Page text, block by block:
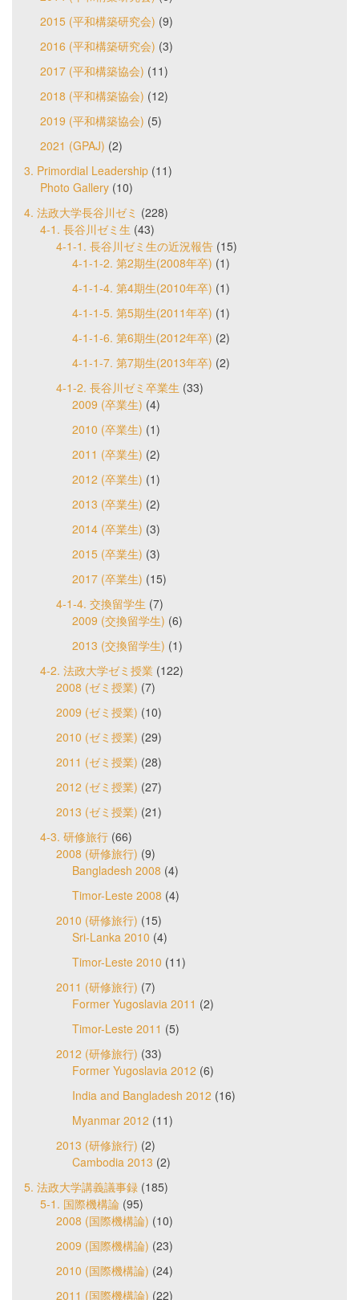
2015 (平和構築研究会) (9)
2016 (平和構築研究会) (3)
2017 (平和構築協会) (11)
2018 (平和構築協会) (12)
2019 (平和構築協会) (5)
2021 (GPAJ) (2)
3. Primordial Leadership (11)
Photo Gallery (10)
4. 法政大学長谷川ゼミ (228)
4-1. 長谷川ゼミ生 (43)
4-1-1. 長谷川ゼミ生の近況報告 (15)
4-1-1-2. 第2期生(2008年卒) (1)
4-1-1-4. 第4期生(2010年卒) (1)
4-1-1-5. 第5期生(2011年卒) (1)
4-1-1-6. 第6期生(2012年卒) (2)
4-1-1-7. 第7期生(2013年卒) (2)
4-1-2. 長谷川ゼミ卒業生 (33)
2009 (卒業生) (4)
2010 (卒業生) (1)
2011 (卒業生) (2)
2012 (卒業生) (1)
2013 (卒業生) (2)
2014 (卒業生) (3)
2015 (卒業生) (3)
2017 (卒業生) (15)
4-1-4. 交換留学生 (7)
2009 (交換留学生) (6)
2013 (交換留学生) (1)
4-2. 法政大学ゼミ授業 (122)
2008 (ゼミ授業) (7)
2009 (ゼミ授業) (10)
2010 (ゼミ授業) (29)
2011 (ゼミ授業) (28)
2012 (ゼミ授業) (27)
2013 (ゼミ授業) (21)
4-3. 研修旅行 (66)
2008 (研修旅行) (9)
Bangladesh 2008 (4)
Timor-Leste 2008 (4)
2010 (研修旅行) (15)
Sri-Lanka 2010 (4)
Timor-Leste 2010 (11)
2011 (研修旅行) (7)
Former Yugoslavia 2011 (2)
Timor-Leste 2011 (5)
2012 (研修旅行) (33)
Former Yugoslavia 2012 (6)
India and Bangladesh 2012 (16)
Myanmar 2012 (11)
2013 (研修旅行) (2)
Cambodia 2013 (2)
5. 法政大学講義議事録 (185)
5-1. 国際機構論 (95)
2008 (国際機構論) (10)
2009 (国際機構論) (23)
2010 (国際機構論) (24)
2011 (国際機構論) (22)